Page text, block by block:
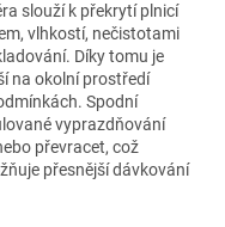
slouží k překrytí plnicí
vlhkostí, nečistotami
Díky tomu je
na okolní prostředí
Spodní
vyprazdňování
převracet, což
přesnější dávkování